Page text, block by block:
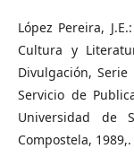
López Pereira,
Cultura y
Divulgación,
Servicio de
Universidad de
Compostela,